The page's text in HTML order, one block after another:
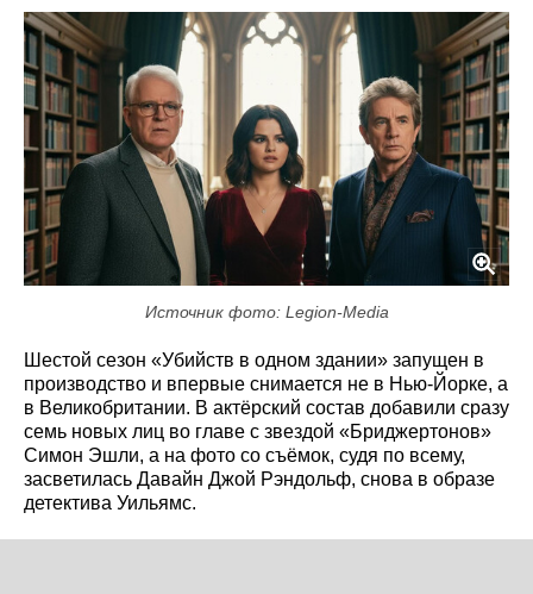
Источник фото: Legion-Media
Шестой сезон «Убийств в одном здании» запущен в
производство и впервые снимается не в Нью‑Йорке, а
в Великобритании. В актёрский состав добавили сразу
семь новых лиц во главе с звездой «Бриджертонов»
Симон Эшли, а на фото со съёмок, судя по всему,
засветилась Давайн Джой Рэндольф, снова в образе
детектива Уильямс.